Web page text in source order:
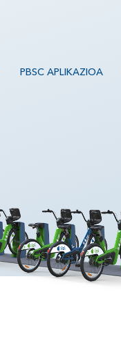
PBSC APLIKAZIOA